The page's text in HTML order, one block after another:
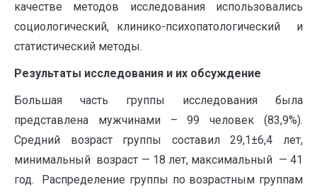
качестве методов исследования использовались
социологический, клинико-психопатологический и
статистический методы.
Результаты исследования и их обсуждение
Большая часть группы исследования была
представлена мужчинами – 99 человек (83,9%).
Средний возраст группы составил 29,1±6,4 лет,
минимальный возраст — 18 лет, максимальный — 41
год. Распределение группы по возрастным группам